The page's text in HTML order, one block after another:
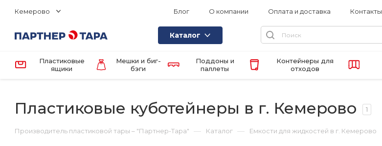
Кемерово Блог О компании Оплата и доставка Контакты
Каталог
Пластиковые
ящики
Мешки и биг-
бэги
Поддоны и
паллеты
Контейнеры для
отходов
Пластиковые куботейнеры в г. Кемерово 1
Производитель пластиковой тары – "Партнер-Тара" — Каталог — Емкости для жидкостей в г. Кемерово